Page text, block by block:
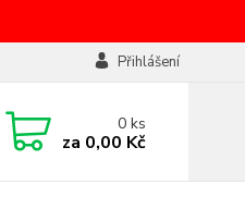
Přihlášení
0ks
za 0,00 Kč